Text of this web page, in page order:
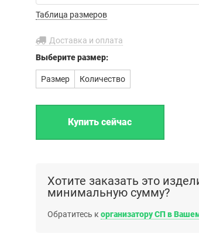
Таблица размеров
Доставка и оплата
Выберитеразмер:
Размер Количество
Хотите заказать это
минимальную сумму?
Обратитесь к организатору СП в
доставка до филиала
компании в г. Иваново.